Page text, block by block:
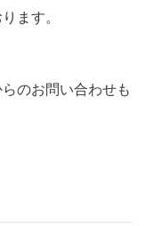
ます。
のお問い合わせも